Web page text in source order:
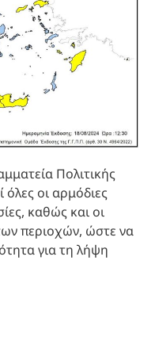
Πολιτικής
οι αρμόδιες
καθώς και οι
περιοχών, ώστε να
για τη λήψη